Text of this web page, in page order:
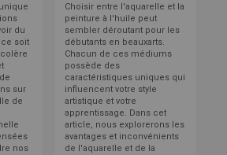
du
ce soit
sur
de
nos
Choisir entre l'aquarelle et la
peinture à l'huile peut
sembler déroutant pour les
débutants en beauxarts.
Chacun de ces médiums
possède des
caractéristiques uniques qui
influencent votre style
artistique et votre
apprentissage. Dans cet
article, nous explorerons les
avantages et inconvénients
de l'aquarelle et de la